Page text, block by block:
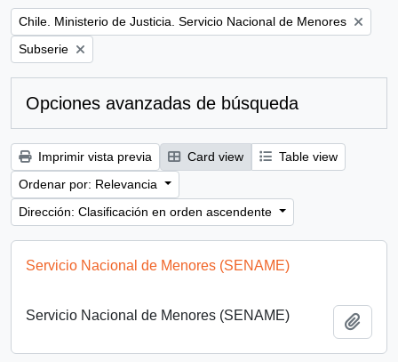
Remove filter:
Chile. Ministerio de Justicia. Servicio Nacional de Menores
Remove filter:
Subserie
Opciones avanzadas de búsqueda
Imprimir vista previa Card view
Table view
Ordenar por: Relevancia
Dirección: Clasificación en orden ascendente
Servicio Nacional de Menores (SENAME)
Servicio Nacional de Menores (SENAME)